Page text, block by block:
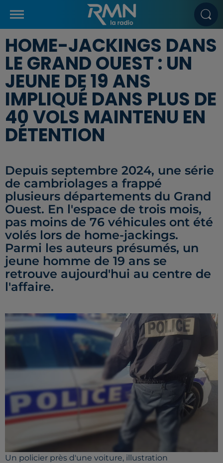
HOME-JACKINGS DANS
LE GRAND OUEST : UN
JEUNE DE 19 ANS
IMPLIQUÉ DANS PLUS DE
40 VOLS MAINTENU EN
DÉTENTION
Depuis septembre 2024, une série
de cambriolages a frappé
plusieurs départements du Grand
Ouest. En l'espace de trois mois,
pas moins de 76 véhicules ont été
volés lors de home-jackings.
Parmi les auteurs présumés, un
jeune homme de 19 ans se
retrouve aujourd'hui au centre de
l'affaire.
Un policier près d'une voiture, illustration